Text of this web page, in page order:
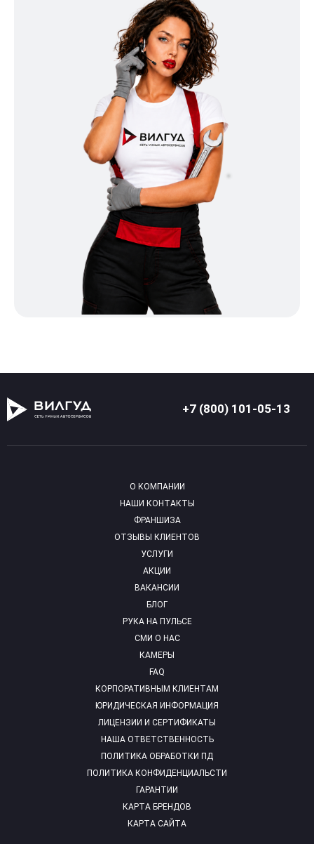
+7 (800) 101-05-13
О КОМПАНИИ
НАШИ КОНТАКТЫ
ФРАНШИЗА
ОТЗЫВЫ КЛИЕНТОВ
УСЛУГИ
АКЦИИ
ВАКАНСИИ
БЛОГ
РУКА НА ПУЛЬСЕ
СМИ О НАС
КАМЕРЫ
FAQ
КОРПОРАТИВНЫМ КЛИЕНТАМ
ЮРИДИЧЕСКАЯ ИНФОРМАЦИЯ
ЛИЦЕНЗИИ И СЕРТИФИКАТЫ
НАША ОТВЕТСТВЕННОСТЬ
ПОЛИТИКА ОБРАБОТКИ ПД
ПОЛИТИКА КОНФИДЕНЦИАЛЬСТИ
ГАРАНТИИ
КАРТА БРЕНДОВ
КАРТА САЙТА